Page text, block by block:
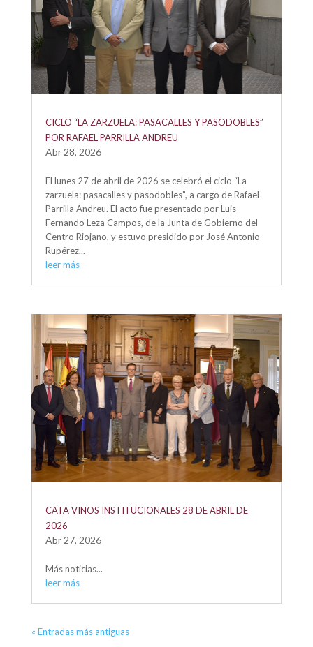
CICLO “LA ZARZUELA: PASACALLES Y PASODOBLES”
POR RAFAEL PARRILLA ANDREU
Abr 28, 2026
El lunes 27 de abril de 2026 se celebró el ciclo “La
zarzuela: pasacalles y pasodobles”, a cargo de Rafael
Parrilla Andreu. El acto fue presentado por Luis
Fernando Leza Campos, de la Junta de Gobierno del
Centro Riojano, y estuvo presidido por José Antonio
Rupérez...
leer más
CATA VINOS INSTITUCIONALES 28 DE ABRIL DE
2026
Abr 27, 2026
Más noticias...
leer más
« Entradas más antiguas